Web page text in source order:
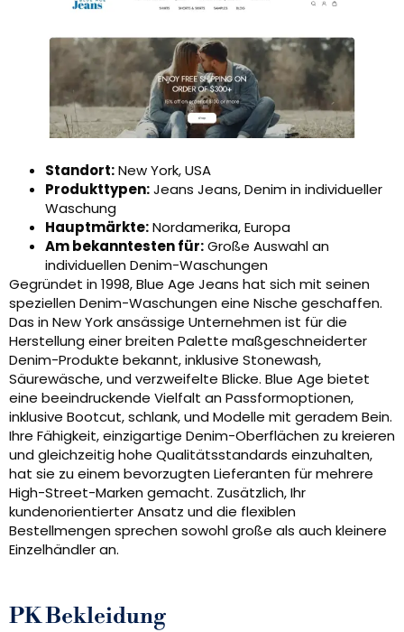
Standort:New York, USA
Produkttypen:Jeans Jeans, Denim in individueller
Waschung
Hauptmärkte:Nordamerika, Europa
Am bekanntesten für:Große Auswahl an
individuellen Denim-Waschungen
Gegründet in 1998, Blue Age Jeans hat sich mit seinen
speziellen Denim-Waschungen eine Nische geschaffen.
Das in New York ansässige Unternehmen ist für die
Herstellung einer breiten Palette maßgeschneiderter
Denim-Produkte bekannt, inklusive Stonewash,
Säurewäsche, und verzweifelte Blicke. Blue Age bietet
eine beeindruckende Vielfalt an Passformoptionen,
inklusive Bootcut, schlank, und Modelle mit geradem Bein.
Ihre Fähigkeit, einzigartige Denim-Oberflächen zu kreieren
und gleichzeitig hohe Qualitätsstandards einzuhalten,
hat sie zu einem bevorzugten Lieferanten für mehrere
High-Street-Marken gemacht. Zusätzlich, Ihr
kundenorientierter Ansatz und die flexiblen
Bestellmengen sprechen sowohl große als auch kleinere
Einzelhändler an.
PK Bekleidung